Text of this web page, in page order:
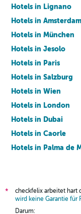
Hotels in Lignano
Hotels in Amsterdam
Hotels in München
Hotels in Jesolo
Hotels in Paris
Hotels in Salzburg
Hotels in Wien
Hotels in London
Hotels in Dubai
Hotels in Caorle
Hotels in Palma de
*
checkfelix arbeitet hart
wird keine Garantie für
Darum: